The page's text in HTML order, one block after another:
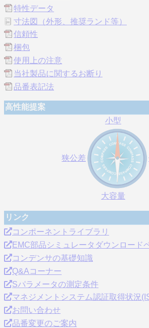
特性データ
寸法図（外形、推奨ランド等）
信頼性
梱包
使用上の注意
当社製品に関するお断り
品番表記法
高性能提案
小型
狭公差
大容量
リンク
コンポーネントライブラリ
EMC部品シミュレータダウンロード
コンデンサの基礎知識
Q&Aコーナー
Sパラメータの測定条件
マネジメントシステム認証取得状況
お問い合わせ
品番変更のご案内